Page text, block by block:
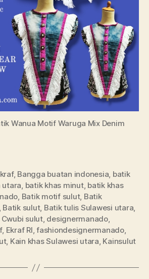
Wanua Motif Waruga Mix Denim
, Bangga buatan indonesia, batik
utara, batik khas minut, batik khas
, Batik motif sulut, Batik
, Batik sulut, Batik tulis Sulawesi utara,
Cwubi sulut, designermanado,
, Ekraf RI,fashiondesignermanado,
, Kain khas Sulawesi utara, Kainsulut